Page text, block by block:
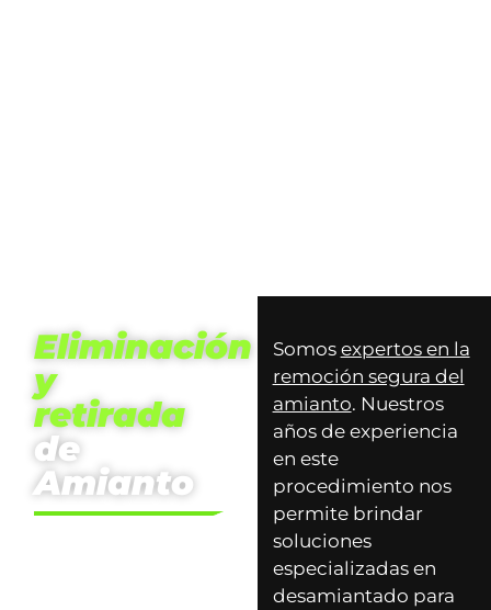
Eliminación
y
retirada
de
Amianto
Somos expertos en la
remoción segura del
amianto. Nuestros
años de experiencia
en este
procedimiento nos
permite brindar
soluciones
especializadas en
desamiantado para